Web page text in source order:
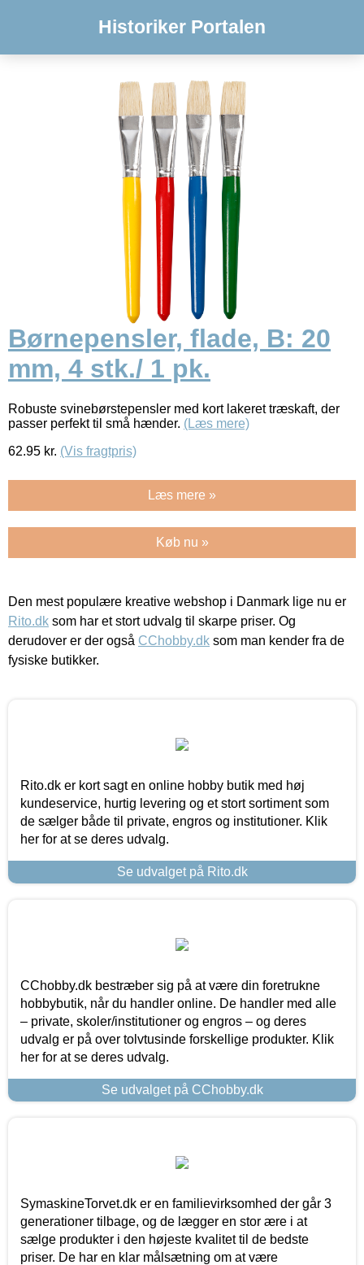
Historiker Portalen
Børnepensler, flade, B: 20
mm, 4 stk./ 1 pk.
Robuste svinebørstepensler med kort lakeret træskaft, der
passer perfekt til små hænder. (Læs mere)
62.95 kr. (Vis fragtpris)
Læs mere »
Køb nu »
Den mest populære kreative webshop i Danmark lige nu er
Rito.dk som har et stort udvalg til skarpe priser. Og
derudover er der også CChobby.dk som man kender fra de
fysiske butikker.
Rito.dk er kort sagt en online hobby butik med høj
kundeservice, hurtig levering og et stort sortiment som
de sælger både til private, engros og institutioner. Klik
her for at se deres udvalg.
Se udvalget på Rito.dk
CChobby.dk bestræber sig på at være din foretrukne
hobbybutik, når du handler online. De handler med alle
– private, skoler/institutioner og engros – og deres
udvalg er på over tolvtusinde forskellige produkter. Klik
her for at se deres udvalg.
Se udvalget på CChobby.dk
SymaskineTorvet.dk er en familievirksomhed der går 3
generationer tilbage, og de lægger en stor ære i at
sælge produkter i den højeste kvalitet til de bedste
priser. De har en klar målsætning om at være